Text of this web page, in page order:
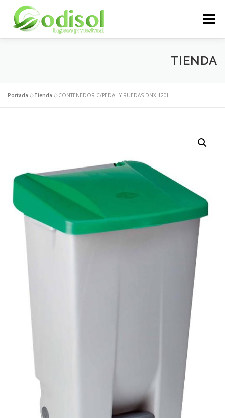
contenido
Menú
ÁREA CLIENTES CONTACTO
TIENDA
Portada »Tienda »CONTENEDOR C/PEDAL Y RUEDAS DNX 120L